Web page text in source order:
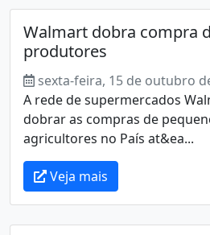
Walmart dobra compra
produtores
sexta-feira, 15 de outubro
A rede de supermercados
dobrar as compras de
agricultores no País at&ea...
Veja mais